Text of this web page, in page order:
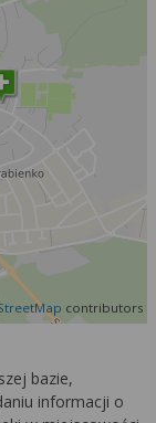
contributors
bazie,
informacji o